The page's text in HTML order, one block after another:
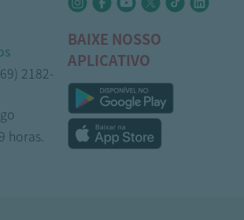
2182-
horas.
BAIXE NOSSO
APLICATIVO